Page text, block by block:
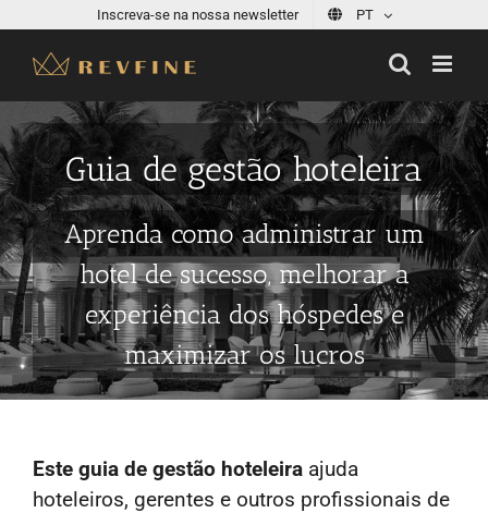
content
Inscreva-se na nossa newsletter PT
Guia de gestão hoteleira
Aprenda como administrar um
hotel de sucesso, melhorar a
experiência dos hóspedes e
maximizar os lucros
Este guia de gestão hoteleiraajuda
hoteleiros, gerentes e outros profissionais de